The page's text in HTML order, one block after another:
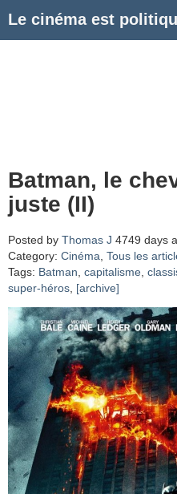
Le cinéma est
Batman, le
juste (II)
Posted by Thomas J 4749 days
Category: Cinéma Tous les
Tags: Batman capitalisme
super-héros [archive]